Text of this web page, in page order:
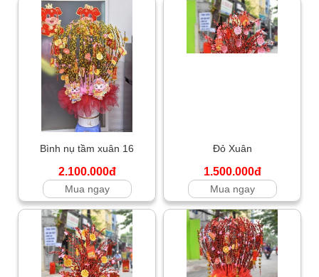
Bình nụ tầm xuân 16
2.100.000đ
Mua ngay
Đỏ Xuân
1.500.000đ
Mua ngay